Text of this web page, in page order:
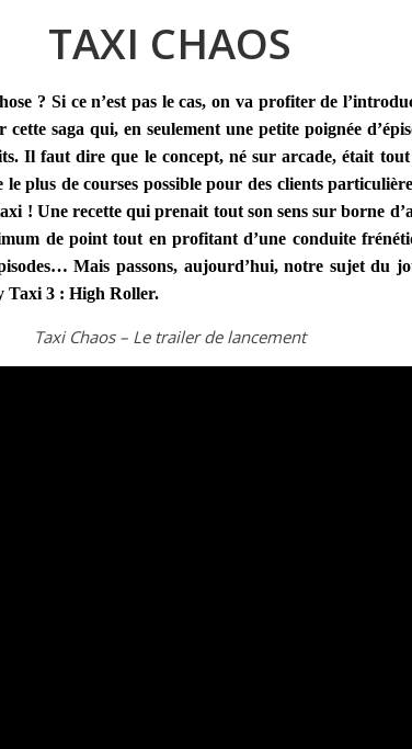
TAXI CHAOS
? Si ce n’est pas le cas, on va profiter de
saga qui, en seulement une petite poignée
Il faut dire que le concept, né sur arcade, était
plus de courses possible pour des clients
! Une recette qui prenait tout son sens sur borne
de point tout en profitant d’une conduite
Mais passons, aujourd’hui, notre sujet du
Taxi 3 : High Roller.
Taxi Chaos – Le trailer de lancement